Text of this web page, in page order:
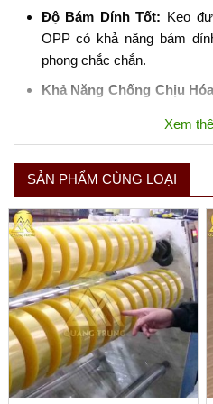
Độ Bám Dính Tốt: Keo
OPP có khả năng bám
phong chắc chắn.
Khả Năng Chống Chịu
Niêm Phong Hộp Carton:
giúp đảm bảo hàng hóa
vận chuyển.
Đóng Gói Sản Phẩm: Bảo
nước và các yếu tố môi
Sử Dụng Trong Công
gói tự động bằng máy móc
lực tốt.
4. Lưu Ý Khi Sử Dụng Băng
Xem
SẢN PHẨM CÙNG LOẠI